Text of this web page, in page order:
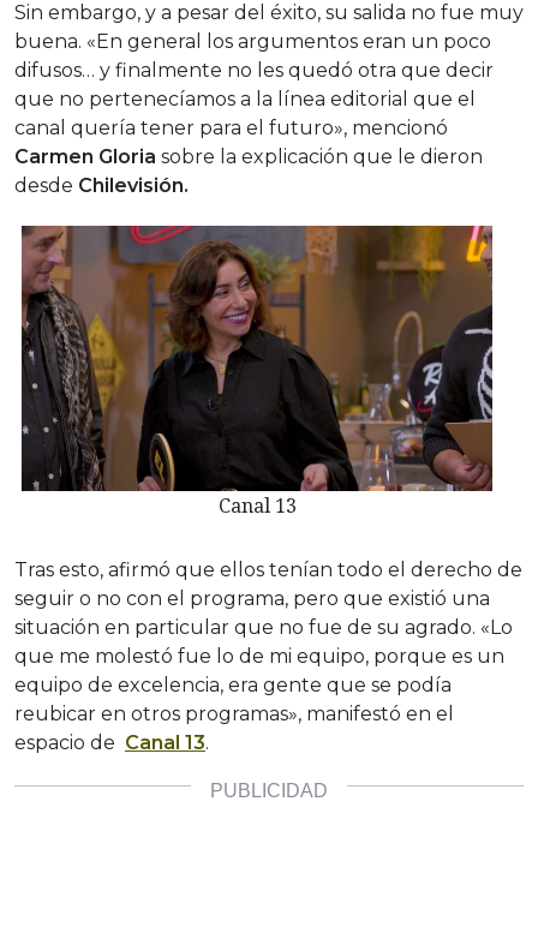
Sin embargo, y a pesar del éxito, su salida no fue muy
buena. «En general los argumentos eran un poco
difusos… y finalmente no les quedó otra que decir
que no pertenecíamos a la línea editorial que el
canal quería tener para el futuro», mencionó
Carmen Gloria sobre la explicación que le dieron
desde Chilevisión.
Canal 13
Tras esto, afirmó que ellos tenían todo el derecho de
seguir o no con el programa, pero que existió una
situación en particular que no fue de su agrado. «Lo
que me molestó fue lo de mi equipo, porque es un
equipo de excelencia, era gente que se podía
reubicar en otros programas», manifestó en el
espacio de Canal 13.